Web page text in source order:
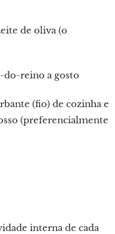
de oliva (o
do-reino a gosto
(fio) de cozinha e
(preferencialmente
interna de cada